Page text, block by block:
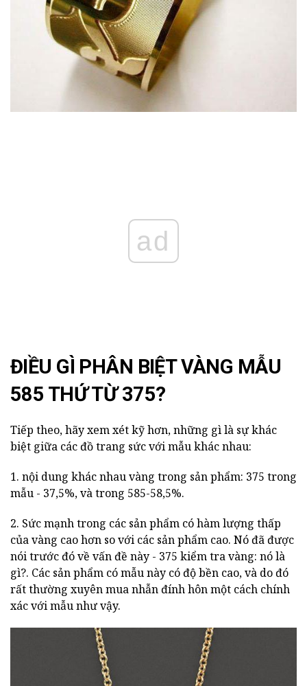
ad
ĐIỀU GÌ PHÂN BIỆT VÀNG MẪU
585 THỨ TỪ 375?
Tiếp theo, hãy xem xét kỹ hơn, những gì là sự khác
biệt giữa các đồ trang sức với mẫu khác nhau:
1. nội dung khác nhau vàng trong sản phẩm: 375 trong
mẫu - 37,5%, và trong 585-58,5%.
2. Sức mạnh trong các sản phẩm có hàm lượng thấp
của vàng cao hơn so với các sản phẩm cao. Nó đã được
nói trước đó về vấn đề này - 375 kiểm tra vàng: nó là
gì?. Các sản phẩm có mẫu này có độ bền cao, và do đó
rất thường xuyên mua nhẫn đính hôn một cách chính
xác với mẫu như vậy.